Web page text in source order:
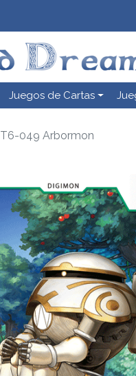
Juegos de Cartas
049 Arbormon